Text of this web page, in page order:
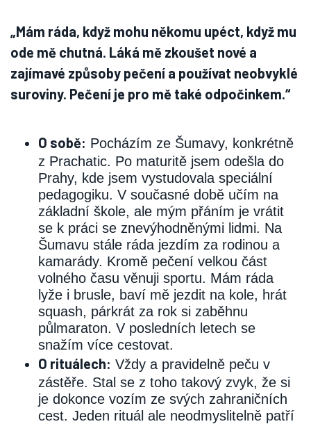
„Mám ráda, když mohu někomu upéct, když mu
ode mě chutná. Láká mě zkoušet nové a
zajímavé způsoby pečení a používat neobvyklé
suroviny. Pečení je pro mě také odpočinkem.“
O sobě: Pocházím ze Šumavy, konkrétně
z Prachatic. Po maturitě jsem odešla do
Prahy, kde jsem vystudovala speciální
pedagogiku. V současné době učím na
základní škole, ale mým přáním je vrátit
se k práci se znevýhodněnými lidmi. Na
Šumavu stále ráda jezdím za rodinou a
kamarády. Kromě pečení velkou část
volného času věnuji sportu. Mám ráda
lyže i brusle, baví mě jezdit na kole, hrát
squash, párkrát za rok si zaběhnu
půlmaraton. V posledních letech se
snažím více cestovat.
O rituálech: Vždy a pravidelně peču v
zástěře. Stal se z toho takový zvyk, že si
je dokonce vozím ze svých zahraničních
cest. Jeden rituál ale neodmyslitelně patří